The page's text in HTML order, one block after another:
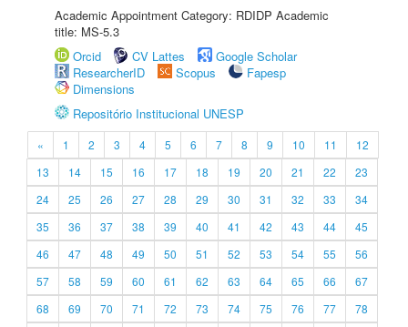
Academic Appointment Category: RDIDP Academic
title: MS-5.3
Orcid
CV Lattes
Google Scholar
ResearcherID
Scopus
Fapesp
Dimensions
Repositório Institucional UNESP
« 1 2 3 4 5 6 7 8 9 10 11
12
13
14 15 16 17 18 19 20 21 22
23
24
25 26 27 28 29 30 31 32 33
34
35
36 37 38 39 40 41 42 43 44
45
46
47 48 49 50 51 52 53 54 55
56
57
58 59 60 61 62 63 64 65 66
67
68
69 70 71 72 73 74 75 76 77
78